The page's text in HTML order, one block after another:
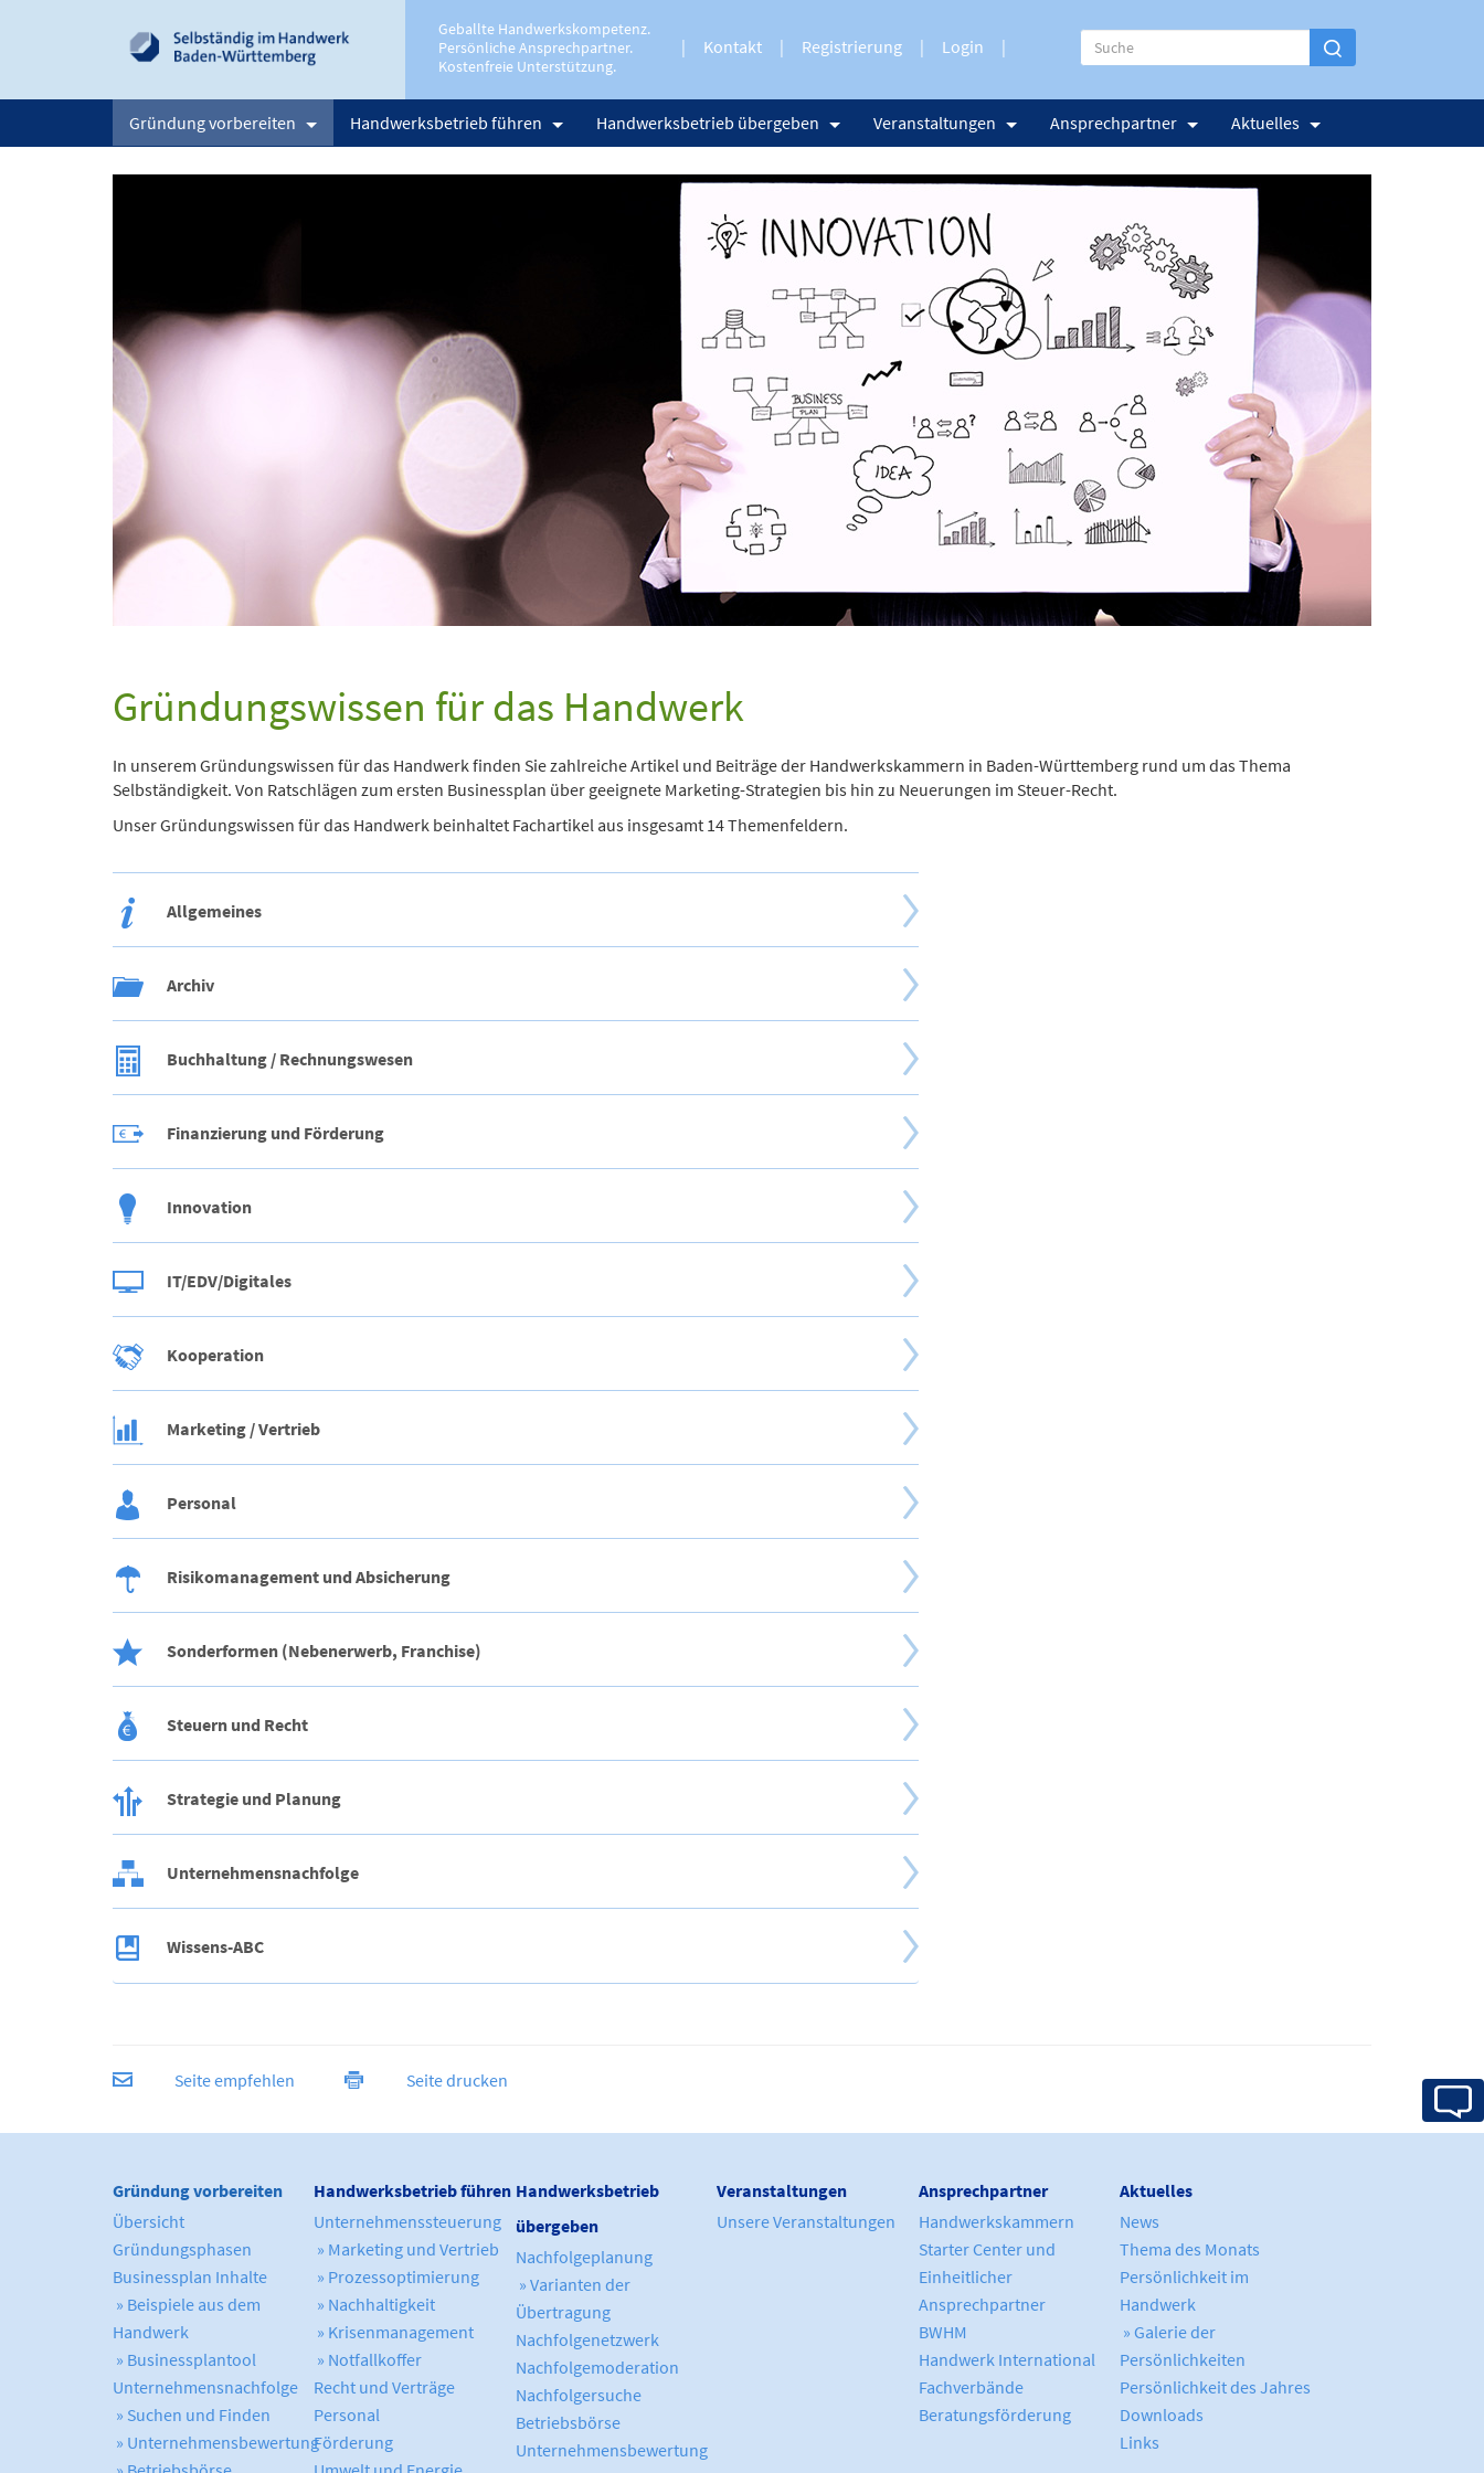
Geballte Handwerkskompetenz.
Persönliche Ansprechpartner.
Kostenfreie Unterstützung.
Kontakt Registrierung Login
Gründung vorbereiten Handwerksbetrieb führen Handwerksbetrieb übergeben Veranstaltungen Ansprechpartner Aktuelles
Gründungswissen für das Handwerk
In unserem Gründungswissen für das Handwerk finden Sie zahlreiche Artikel und Beiträge der Handwerkskammern in Baden-Württemberg rund um das Thema
Selbständigkeit. Von Ratschlägen zum ersten Businessplan über geeignete Marketing-Strategien bis hin zu Neuerungen im Steuer-Recht.
Unser Gründungswissen für das Handwerk beinhaltet Fachartikel aus insgesamt 14 Themenfeldern.
Allgemeines
Archiv
Buchhaltung / Rechnungswesen
Finanzierung und Förderung
Innovation
IT/EDV/Digitales
Kooperation
Marketing / Vertrieb
Personal
Risikomanagement und Absicherung
Sonderformen (Nebenerwerb, Franchise)
Steuern und Recht
Strategie und Planung
Unternehmensnachfolge
Wissens-ABC
Seite empfehlen Seite drucken
Gründung vorbereiten
Übersicht
Gründungsphasen
Businessplan Inhalte
» Beispiele aus dem
Handwerk
» Businessplantool
Unternehmensnachfolge
» Suchen und Finden
» Unternehmensbewertung
Handwerksbetrieb führen
Unternehmenssteuerung
» Marketing und Vertrieb
» Prozessoptimierung
» Nachhaltigkeit
» Krisenmanagement
» Notfallkoffer
Recht und Verträge
Personal
Förderung
Handwerksbetrieb
übergeben
Nachfolgeplanung
» Varianten der
Übertragung
Nachfolgenetzwerk
Nachfolgemoderation
Nachfolgersuche
Betriebsbörse
Unternehmensbewertung
Veranstaltungen
Unsere Veranstaltungen
Ansprechpartner
Handwerkskammern
Starter Center und
Einheitlicher
Ansprechpartner
BWHM
Handwerk International
Fachverbände
Beratungsförderung
Aktuelles
News
Thema des Monats
Persönlichkeit im
Handwerk
» Galerie der
Persönlichkeiten
Persönlichkeit des Jahres
Downloads
Links